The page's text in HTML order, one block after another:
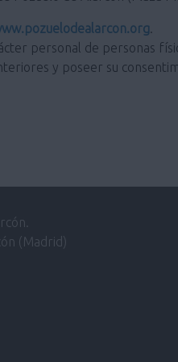
.
personal de personas
y poseer su
(Madrid)